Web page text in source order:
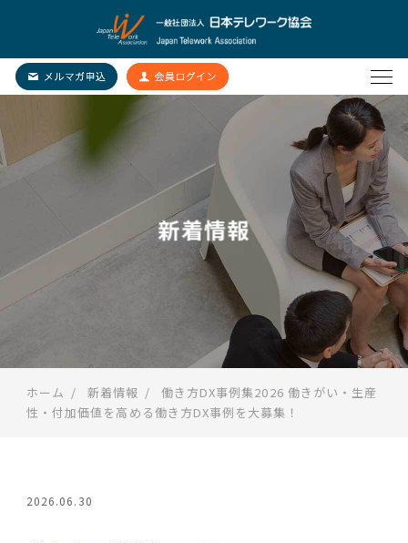
新着情報
ホーム 新着情報
働き方DX事例集2026 働きがい・生産
性・付加価値を高める働き方DX事例を大募集！
2026.06.30